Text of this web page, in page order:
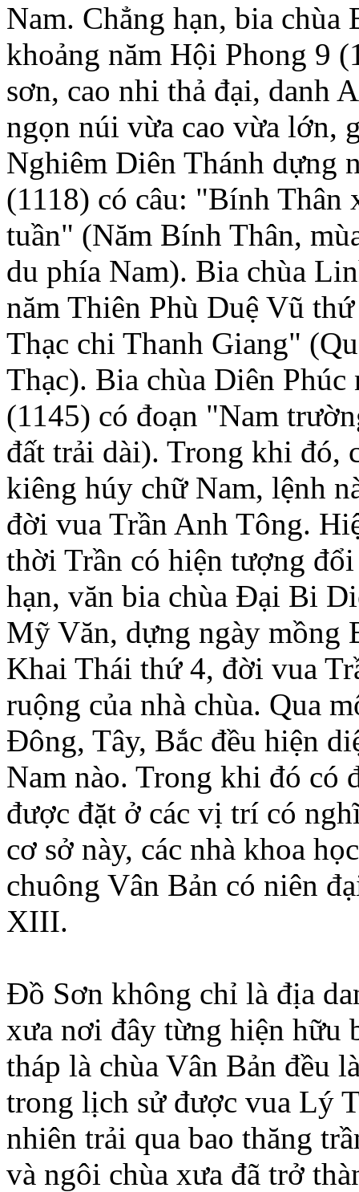
Nam. Chẳng hạn, bia
khoảng năm Hội Phong 9
sơn, cao nhi thả đại, danh
ngọn núi vừa cao vừa lớn,
Nghiêm Diên Thánh dựng
(1118) có câu: "Bính Thân
tuần" (Năm Bính Thân,
du phía Nam). Bia chùa
năm Thiên Phù Duệ Vũ
Thạc chi Thanh Giang"
Thạc). Bia chùa Diên
(1145) có đoạn "Nam
đất trải dài). Trong khi đó,
kiêng húy chữ Nam, lệnh
đời vua Trần Anh Tông.
thời Trần có hiện tượng
hạn, văn bia chùa Đại Bi
Mỹ Văn, dựng ngày mồng
Khai Thái thứ 4, đời vua
ruộng của nhà chùa. Qua
Đông, Tây, Bắc đều hiện
Nam nào. Trong khi đó có
được đặt ở các vị trí có
cơ sở này, các nhà khoa
chuông Vân Bản có niên
XIII.
Đồ Sơn không chỉ là địa
xưa nơi đây từng hiện hữu
tháp là chùa Vân Bản đều
trong lịch sử được vua Lý
nhiên trải qua bao thăng
và ngôi chùa xưa đã trở